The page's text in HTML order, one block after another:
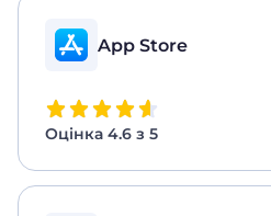
App Store
Оцінка 4.6 з 5